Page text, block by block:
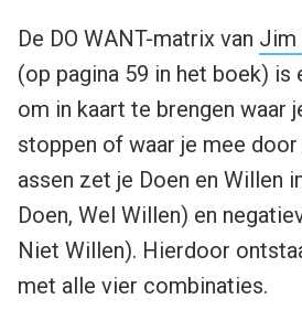
De DO WANT-matrix van Jim
(op pagina 59 in het boek) is
om in kaart te brengen waar
stoppen of waar je mee door
assen zet je Doen en Willen
Doen, Wel Willen) en
Niet Willen). Hierdoor
met alle vier combinaties.